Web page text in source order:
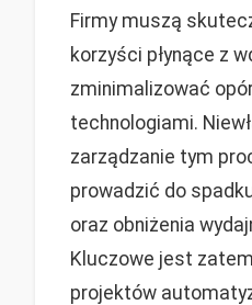
Firmy muszą
korzyści płynące z
zminimalizować
technologiami.
zarządzanie tym
prowadzić do
oraz obniżenia
Kluczowe jest
projektów